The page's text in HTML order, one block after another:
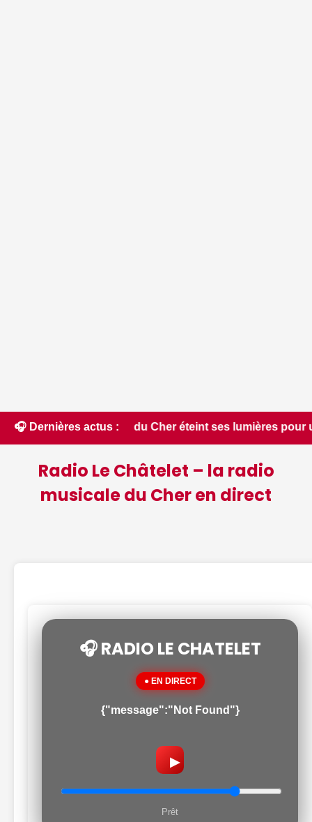
🎧 Dernières actus :
du Cher éteint ses lumières pour un spectacle
Radio Le Châtelet – la radio
musicale du Cher en direct
🎧 RADIO LE CHATELET
● EN DIRECT
{"message":"Not Found"}
▶
Prêt